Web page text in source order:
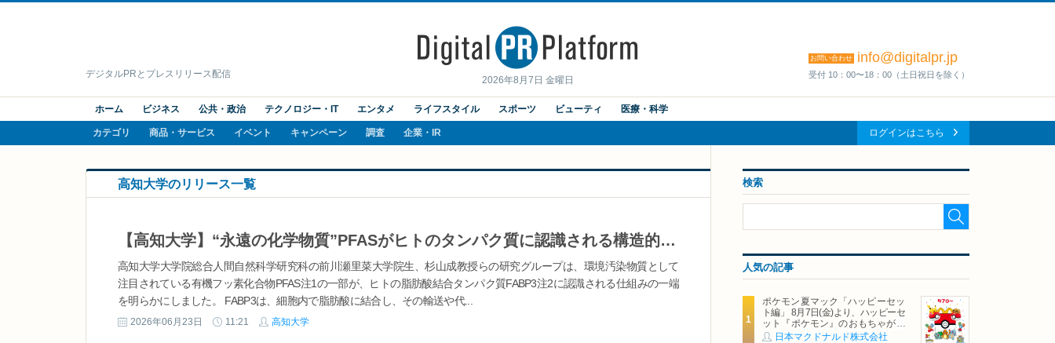
2026年8月7日 金曜日
デジタルPRとプレスリリース配信
お問い合わせ info@digitalpr.jp
受付 10：00〜18：00（土日祝日を除く）
ホーム ビジネス 公共・政治 テクノロジー・IT エンタメ ライフスタイル スポーツ ビューティ 医療・科学
カテゴリ 商品・サービス イベント キャンペーン 調査 企業・IR ログインはこちら
高知大学のリリース一覧
【高知大学】“永遠の化学物質”PFASがヒトのタンパク質に認識される構造的特徴を解明 ― 脂肪酸との類似性だけでは説明できない可能性を示す、水分子ネットワークとの関わり ―
高知大学大学院総合人間自然科学研究科の前川瀬里菜大学院生、杉山成教授らの研究グループは、環境汚染物質として
注目されている有機フッ素化合物PFAS注1の一部が、ヒトの脂肪酸結合タンパク質FABP3注2に認識される仕組みの一端
を明らかにしました。 FABP3は、細胞内で脂肪酸に結合し、その輸送や代...
2026年06月23日 11:21 高知大学
検索
人気の記事
ポケモン夏マック「ハッピーセッ
ト編」 8月7日(金)より、ハッピーセ
ット『ポケモン』のおもちゃが期
間限定登場
日本マクドナルド株式会社